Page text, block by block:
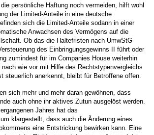
persönliche Haftung noch vermeiden, hilft wohl
der Limited-Anteile in eine deutsche
sich die Limited-Anteile sodann in einer
Anwachsen des Vermögens auf die
Ob das die Haltefristen nach UmwStG
des Einbringungsgewinns II führt oder
zumindest für im Companies House weiterhin
wie vor mit Hilfe des Rechtstypenvergleichs
steuerlich anerkennt, bleibt für Betroffene offen.
sich mehr und mehr daran gewöhnen, dass
auch ohne ihr aktives Zutun ausgelöst werden.
Jahres hat das
klargestellt, dass auch die Änderung eines
eine Entstrickung bewirken kann. Eine